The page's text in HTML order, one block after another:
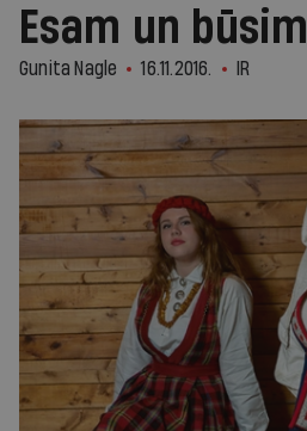
Esam un būsim
Gunita Nagle 16.11.2016. IR